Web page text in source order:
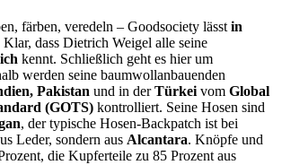
färben, veredeln – Goodsociety lässt in
dass Dietrich Weigel alle seine
kennt. Schließlich geht es hier um
werden seine baumwollanbauenden
Pakistan und in derTürkei vom Global
(GOTS) kontrolliert. Seine Hosen sind
, der typische Hosen-Backpatch ist bei
Leder, sondern aus Alcantara. Knöpfe und
die Kupferteile zu 85 Prozent aus